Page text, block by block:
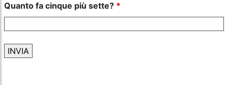
Quanto fa cinque più sette? *